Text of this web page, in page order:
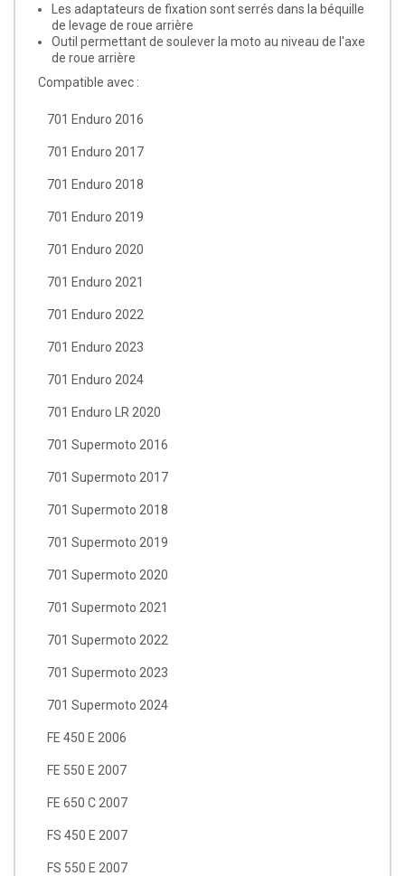
Les adaptateurs de fixation sont serrés dans la béquille
de levage de roue arrière
Outil permettant de soulever la moto au niveau de l'axe
de roue arrière
Compatible avec :
701 Enduro 2016
701 Enduro 2017
701 Enduro 2018
701 Enduro 2019
701 Enduro 2020
701 Enduro 2021
701 Enduro 2022
701 Enduro 2023
701 Enduro 2024
701 Enduro LR 2020
701 Supermoto 2016
701 Supermoto 2017
701 Supermoto 2018
701 Supermoto 2019
701 Supermoto 2020
701 Supermoto 2021
701 Supermoto 2022
701 Supermoto 2023
701 Supermoto 2024
FE 450 E 2006
FE 550 E 2007
FE 650 C 2007
FS 450 E 2007
FS 550 E 2007